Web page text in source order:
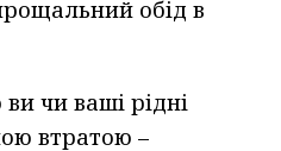
обід в
чи ваші рідні
втратою –